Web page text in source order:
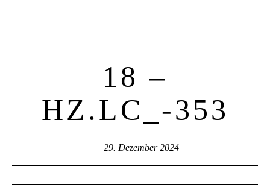
18 –
HZ.LC_-353
29. Dezember 2024